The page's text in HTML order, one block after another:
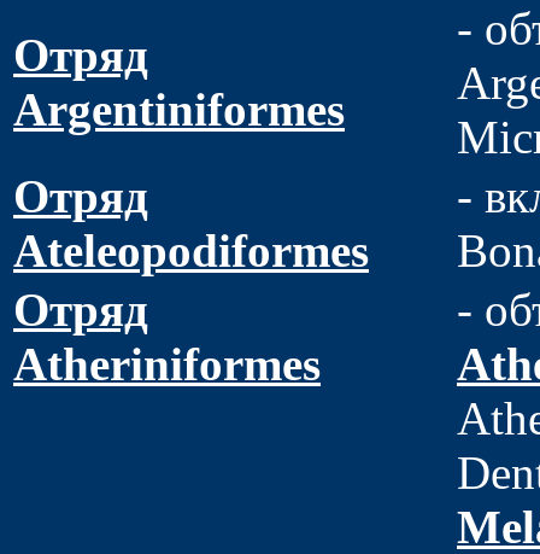
Отряд
Argentiniformes
-
Отряд
Ateleopodiformes
-
Отряд
Atheriniformes
-